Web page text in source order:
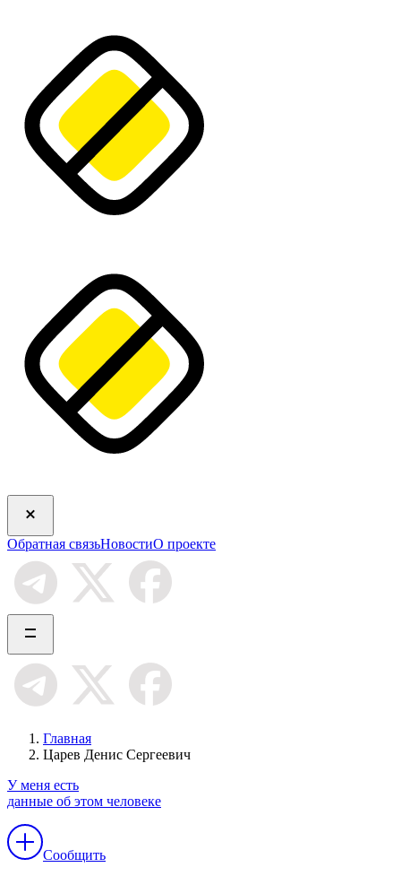
Обратная связьНовостиО проекте
Главная
Царев Денис Сергеевич
У меня есть
данные об этом человеке
Сообщить